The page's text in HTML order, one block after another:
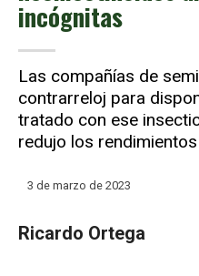
incógnitas
Las compañías de
contrarreloj para
tratado con ese
redujo los
3 de marzo de 2023
Ricardo Ortega